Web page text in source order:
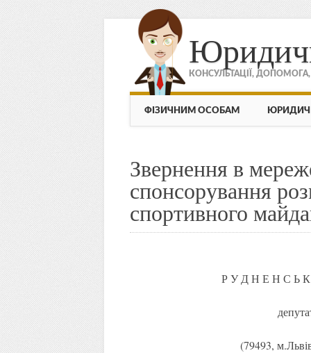
КОНСУЛЬТАЦІЇ,
МЕНЮ
Skip to content
ФІЗИЧНИМ ОСОБАМ
Звернення в
спонсорування
спортивного
Р У Д Н Е Н С
(79493,